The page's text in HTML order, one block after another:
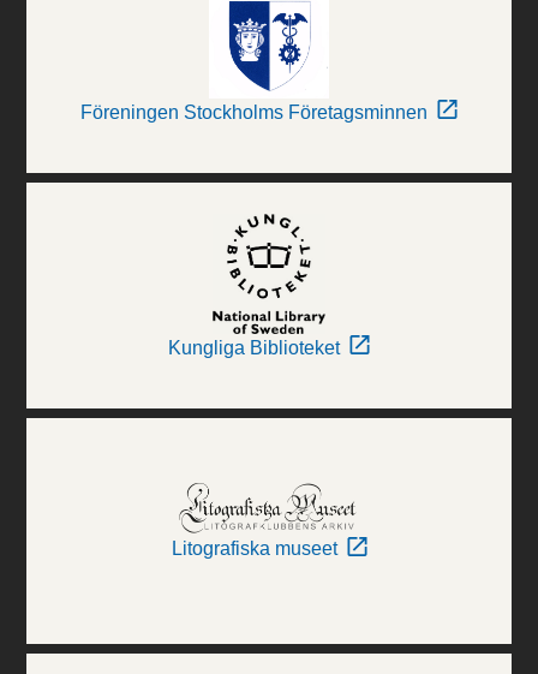
Föreningen Stockholms Företagsminnen
Kungliga Biblioteket
Litografiska museet